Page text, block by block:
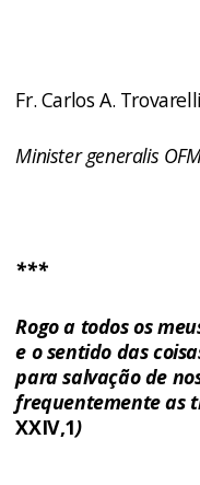
Fr. Carlos A. Trovarelli
Minister generalis
***
Rogo a todos os
e o sentido das
para salvação de
frequentemente as
XXIV,1)